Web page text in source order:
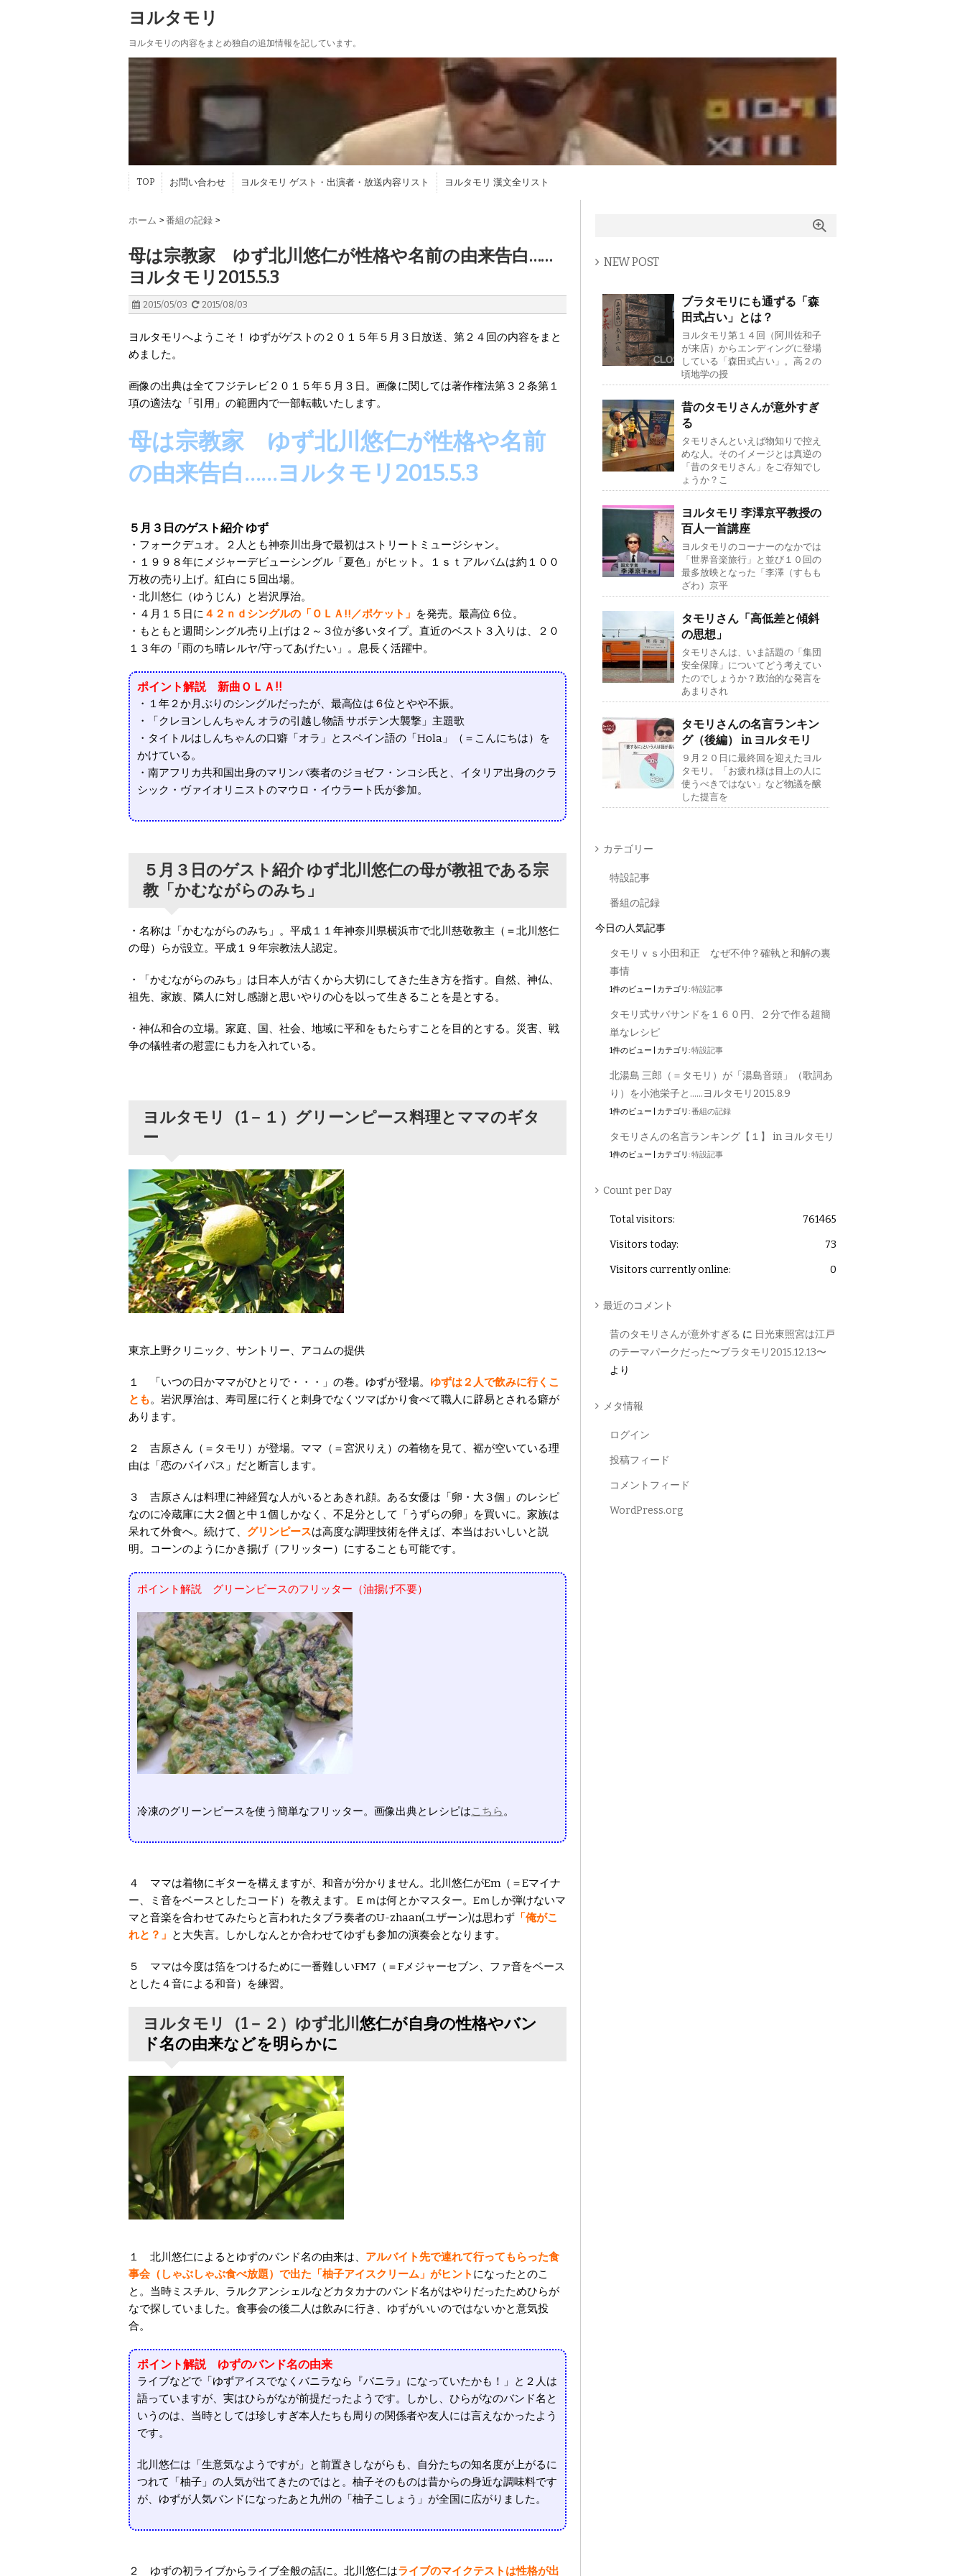
ヨルタモリ
ヨルタモリの内容をまとめ独自の追加情報を記しています。
TOP お問い合わせ ヨルタモリ ゲスト・出演者・放送内容リスト ヨルタモリ 漢文全リスト
ホーム > 番組の記録 >
母は宗教家 ゆず北川悠仁が性格や名前の由来告白……
ヨルタモリ2015.5.3
2015/05/03 2015/08/03
ヨルタモリへようこそ！ ゆずがゲストの２０１５年５月３日放送、第２４回の内容をまと
めました。
画像の出典は全てフジテレビ２０１５年５月３日。画像に関しては著作権法第３２条第１
項の適法な「引用」の範囲内で一部転載いたします。
母は宗教家 ゆず北川悠仁が性格や名前
の由来告白……ヨルタモリ2015.5.3
５月３日のゲスト紹介 ゆず
・フォークデュオ。２人とも神奈川出身で最初はストリートミュージシャン。
・１９９８年にメジャーデビューシングル「夏色」がヒット。１ｓｔアルバムは約１００
万枚の売り上げ。紅白に５回出場。
・北川悠仁（ゆうじん）と岩沢厚治。
・４月１５日に ４２ｎｄシングルの「ＯＬＡ!!／ポケット」 を発売。最高位６位。
・もともと週間シングル売り上げは２～３位が多いタイプ。直近のベスト３入りは、２０
１３年の「雨のち晴レルヤ/守ってあげたい」。息長く活躍中。
ポイント解説 新曲ＯＬＡ!!
・１年２か月ぶりのシングルだったが、最高位は６位とやや不振。
・「クレヨンしんちゃん オラの引越し物語 サボテン大襲撃」主題歌
・タイトルはしんちゃんの口癖「オラ」とスペイン語の「Hola」（＝こんにちは）を
かけている。
・南アフリカ共和国出身のマリンバ奏者のジョゼフ・ンコシ氏と、イタリア出身のクラ
シック・ヴァイオリニストのマウロ・イウラート氏が参加。
５月３日のゲスト紹介 ゆず北川悠仁の母が教祖である宗
教「かむながらのみち」
・名称は「かむながらのみち」。平成１１年神奈川県横浜市で北川慈敬教主（＝北川悠仁
の母）らが設立。平成１９年宗教法人認定。
・「かむながらのみち」は日本人が古くから大切にしてきた生き方を指す。自然、神仏、
祖先、家族、隣人に対し感謝と思いやりの心を以って生きることを是とする。
・神仏和合の立場。家庭、国、社会、地域に平和をもたらすことを目的とする。災害、戦
争の犠牲者の慰霊にも力を入れている。
ヨルタモリ（1－１）グリーンピース料理とママのギタ
ー
東京上野クリニック、サントリー、アコムの提供
１ 「いつの日かママがひとりで・・・」の巻。ゆずが登場。 ゆずは２人で飲みに行くこ
とも。岩沢厚治は、寿司屋に行くと刺身でなくツマばかり食べて職人に辟易とされる癖が
あります。
２ 吉原さん（＝タモリ）が登場。ママ（＝宮沢りえ）の着物を見て、 裾が空いている理
由は「恋のバイパス」だと断言します。
３ 吉原さんは料理に神経質な人がいるとあきれ顔。ある女優は「卵・大３個」のレシピ
なのに冷蔵庫に大２個と中１個しかなく、不足分として「うずらの卵」を買いに。家族は
呆れて外食へ。続けて、 グリンピースは高度な調理技術を伴えば、本当はおいしいと説
明。コーンのようにかき揚げ（フリッター）にすることも可能です。
ポイント解説 グリーンピースのフリッター（油揚げ不要）
冷凍のグリーンピースを使う簡単なフリッター。画像出典とレシピはこちら。
４ ママは着物にギターを構えますが、和音が分かりません。北川悠仁がEm（＝Eマイナ
ー、ミ音をベースとしたコード）を教えます。Ｅｍは何とかマスター。Eｍしか弾けないマ
マと音楽を合わせてみたらと言われたタブラ奏者のU-zhaan(ユザーン)は思わず 「俺がこ
れと？」 と大失言。しかしなんとか合わせてゆずも参加の演奏会となります。
５ ママは今度は箔をつけるために一番難しいFM7（＝Fメジャーセブン、ファ音をベース
とした４音による和音）を練習。
ヨルタモリ（1－２）ゆず北川 悠仁が自身の性格やバン
ド名の由来などを明らかに
１ 北川悠仁によるとゆずのバンド名の由来は、 アルバイト先で連れて行ってもらった食
事会（しゃぶしゃぶ食べ放題）で出た「柚子アイスクリーム」がヒント になったとのこ
と。当時ミスチル、ラルクアンシェルなどカタカナのバンド名がはやりだったためひらが
なで探していました。食事会の後二人は飲みに行き、ゆずがいいのではないかと意気投
合。
ポイント解説 ゆずのバンド名の由来
ライブなどで「ゆずアイスでなくバニラなら『バニラ』になっていたかも！」と２人は
語っていますが、実はひらがなが前提だったようです。しかし、ひらがなのバンド名と
いうのは、当時としては珍しすぎ本人たちも周りの関係者や友人には言えなかったよう
です。
北川悠仁は「生意気なようですが」と前置きしながらも、自分たちの知名度が上がるに
つれて「柚子」の人気が出てきたのではと。柚子そのものは昔からの身近な調味料です
が、ゆずが人気バンドになったあと九州の「柚子こしょう」が全国に広がりました。
２ ゆずの初ライブからライブ全般の話に。北川悠仁はライブのマイクテストは性格が出
NEW POST
ブラタモリにも通ずる「森
田式占い」とは？
ヨルタモリ第１４回（阿川佐和子
が来店）からエンディングに登場
している「森田式占い」。高２の
頃地学の授
昔のタモリさんが意外すぎ
る
タモリさんといえば物知りで控え
めな人。そのイメージとは真逆の
「昔のタモリさん」をご存知でし
ょうか？こ
ヨルタモリ 李澤京平教授の
百人一首講座
ヨルタモリのコーナーのなかでは
「世界音楽旅行」と並び１０回の
最多放映となった「李澤（すもも
ざわ）京平
タモリさん「高低差と傾斜
の思想」
タモリさんは、いま話題の「集団
安全保障」についてどう考えてい
たのでしょうか？政治的な発言を
あまりされ
タモリさんの名言ランキン
グ（後編） in ヨルタモリ
９月２０日に最終回を迎えたヨル
タモリ。「お疲れ様は目上の人に
使うべきではない」など物議を醸
した提言を
カテゴリー
特設記事
番組の記録
今日の人気記事
タモリｖｓ小田和正 なぜ不仲？確執と和解の裏
事情
1件のビュー カテゴリ:特設記事
タモリ式サバサンドを１６０円、２分で作る超簡
単なレシピ
1件のビュー カテゴリ:特設記事
北湯島 三郎（＝タモリ）が「湯島音頭」（歌詞あ
り）を小池栄子と……ヨルタモリ2015.8.9
1件のビュー カテゴリ:番組の記録
タモリさんの名言ランキング【１】 in ヨルタモリ
1件のビュー カテゴリ:特設記事
Count per Day
761465
Total visitors:
73
Visitors today:
0
Visitors currently online:
最近のコメント
昔のタモリさんが意外すぎる に 日光東照宮は江戸
のテーマパークだった〜ブラタモリ2015.12.13〜
より
メタ情報
ログイン
投稿フィード
コメントフィード
WordPress.org